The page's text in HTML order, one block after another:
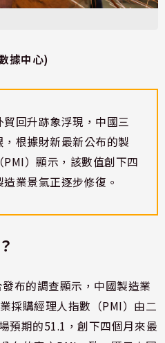
據中心)
回升跡象浮現，中國三
根據財新最新公布的製
）顯示，該數值創下四
業景氣正逐步修復。
布的調查顯示，中國製造業
採購經理人指數（PMI）由二
預期的51.1，創下四個月來最